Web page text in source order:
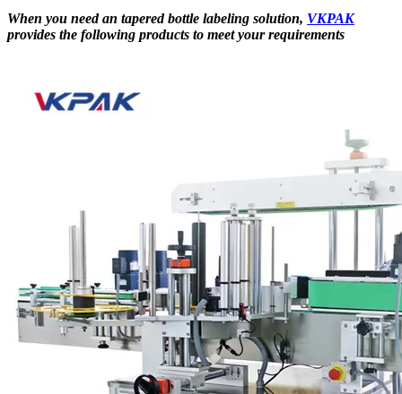
When you need an tapered bottle labeling solution, VKPAK
provides the following products to meet your requirements